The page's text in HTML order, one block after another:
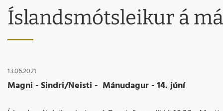
Íslandsmótsleikur á
13.06.2021
Magni - Sindri/Neisti - Mánudagur - 14. júní